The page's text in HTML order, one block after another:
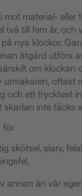
material- eller
två till fem år, och
nya klockor.
åtgärd utförs
om klockan
oftast
och ett trycktest
skadan inte täcks
för
skötsel, slarv,
annan än vår